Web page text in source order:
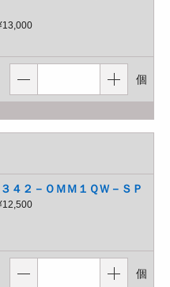
個
４２－ＯＭＭ１ＱＷ－ＳＰ
個